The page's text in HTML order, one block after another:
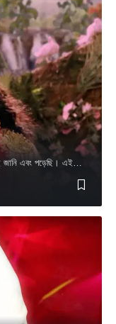
জানি এবং পড়েছি। এই…